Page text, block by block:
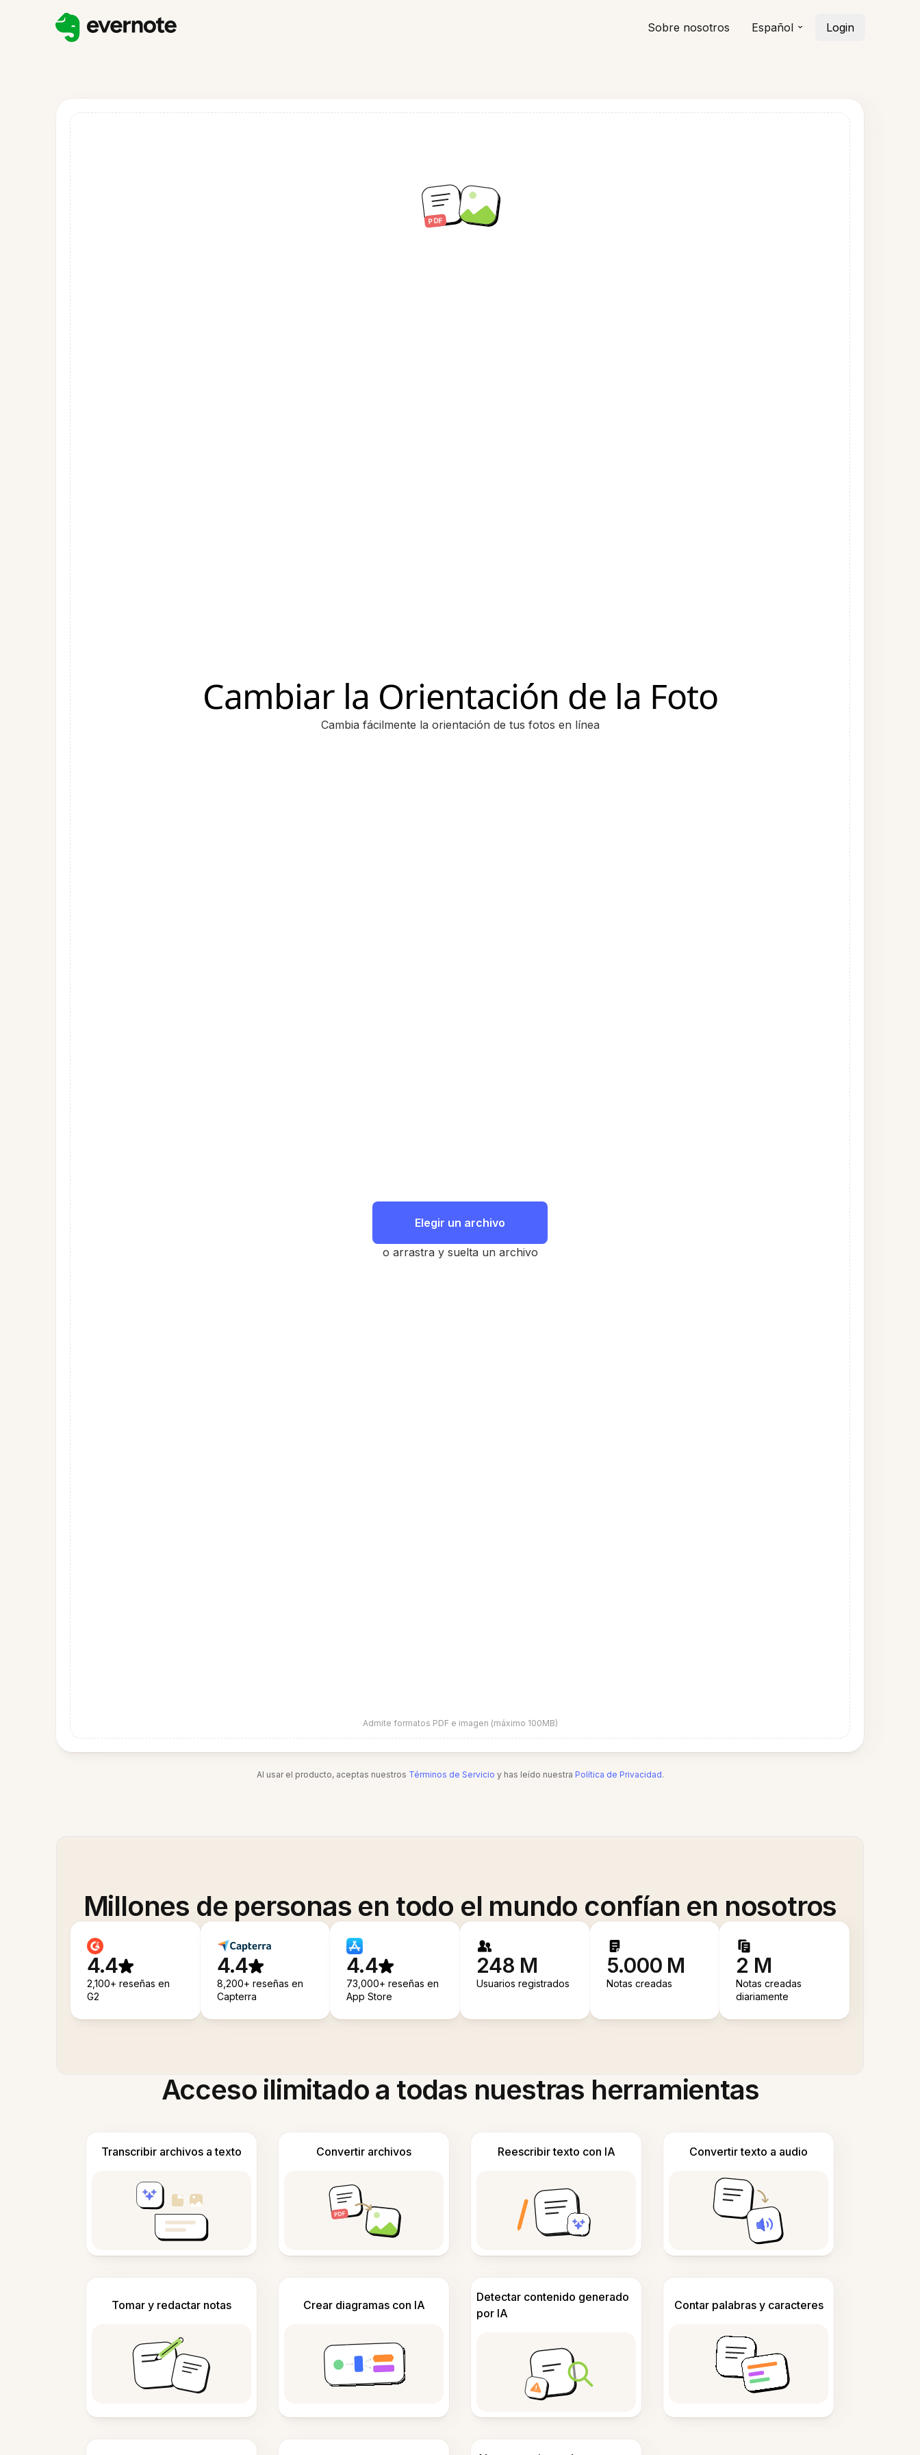
Sobre nosotros Español Login
Cambiar la Orientación de la Foto
Cambia fácilmente la orientación de tus fotos en línea
Elegir un archivo
o arrastra y suelta un archivo
Admite formatos PDF e imagen (máximo 100MB)
Al usar el producto, aceptas nuestros Términos de Servicio y has leído nuestra Política de Privacidad.
Millones de personas en todo el mundo confían en nosotros
4.4
2,100+ reseñas en
G2
4.4
8,200+ reseñas en
Capterra
4.4
73,000+ reseñas en
App Store
248 M
Usuarios registrados
5.000 M
Notas creadas
2 M
Notas creadas
diariamente
Acceso ilimitado a todas nuestras herramientas
Transcribir archivos a texto Convertir archivos Reescribir texto con IA Convertir texto a audio
Tomar y redactar notas Crear diagramas con IA
Detectar contenido generado
por IA
Contar palabras y caracteres